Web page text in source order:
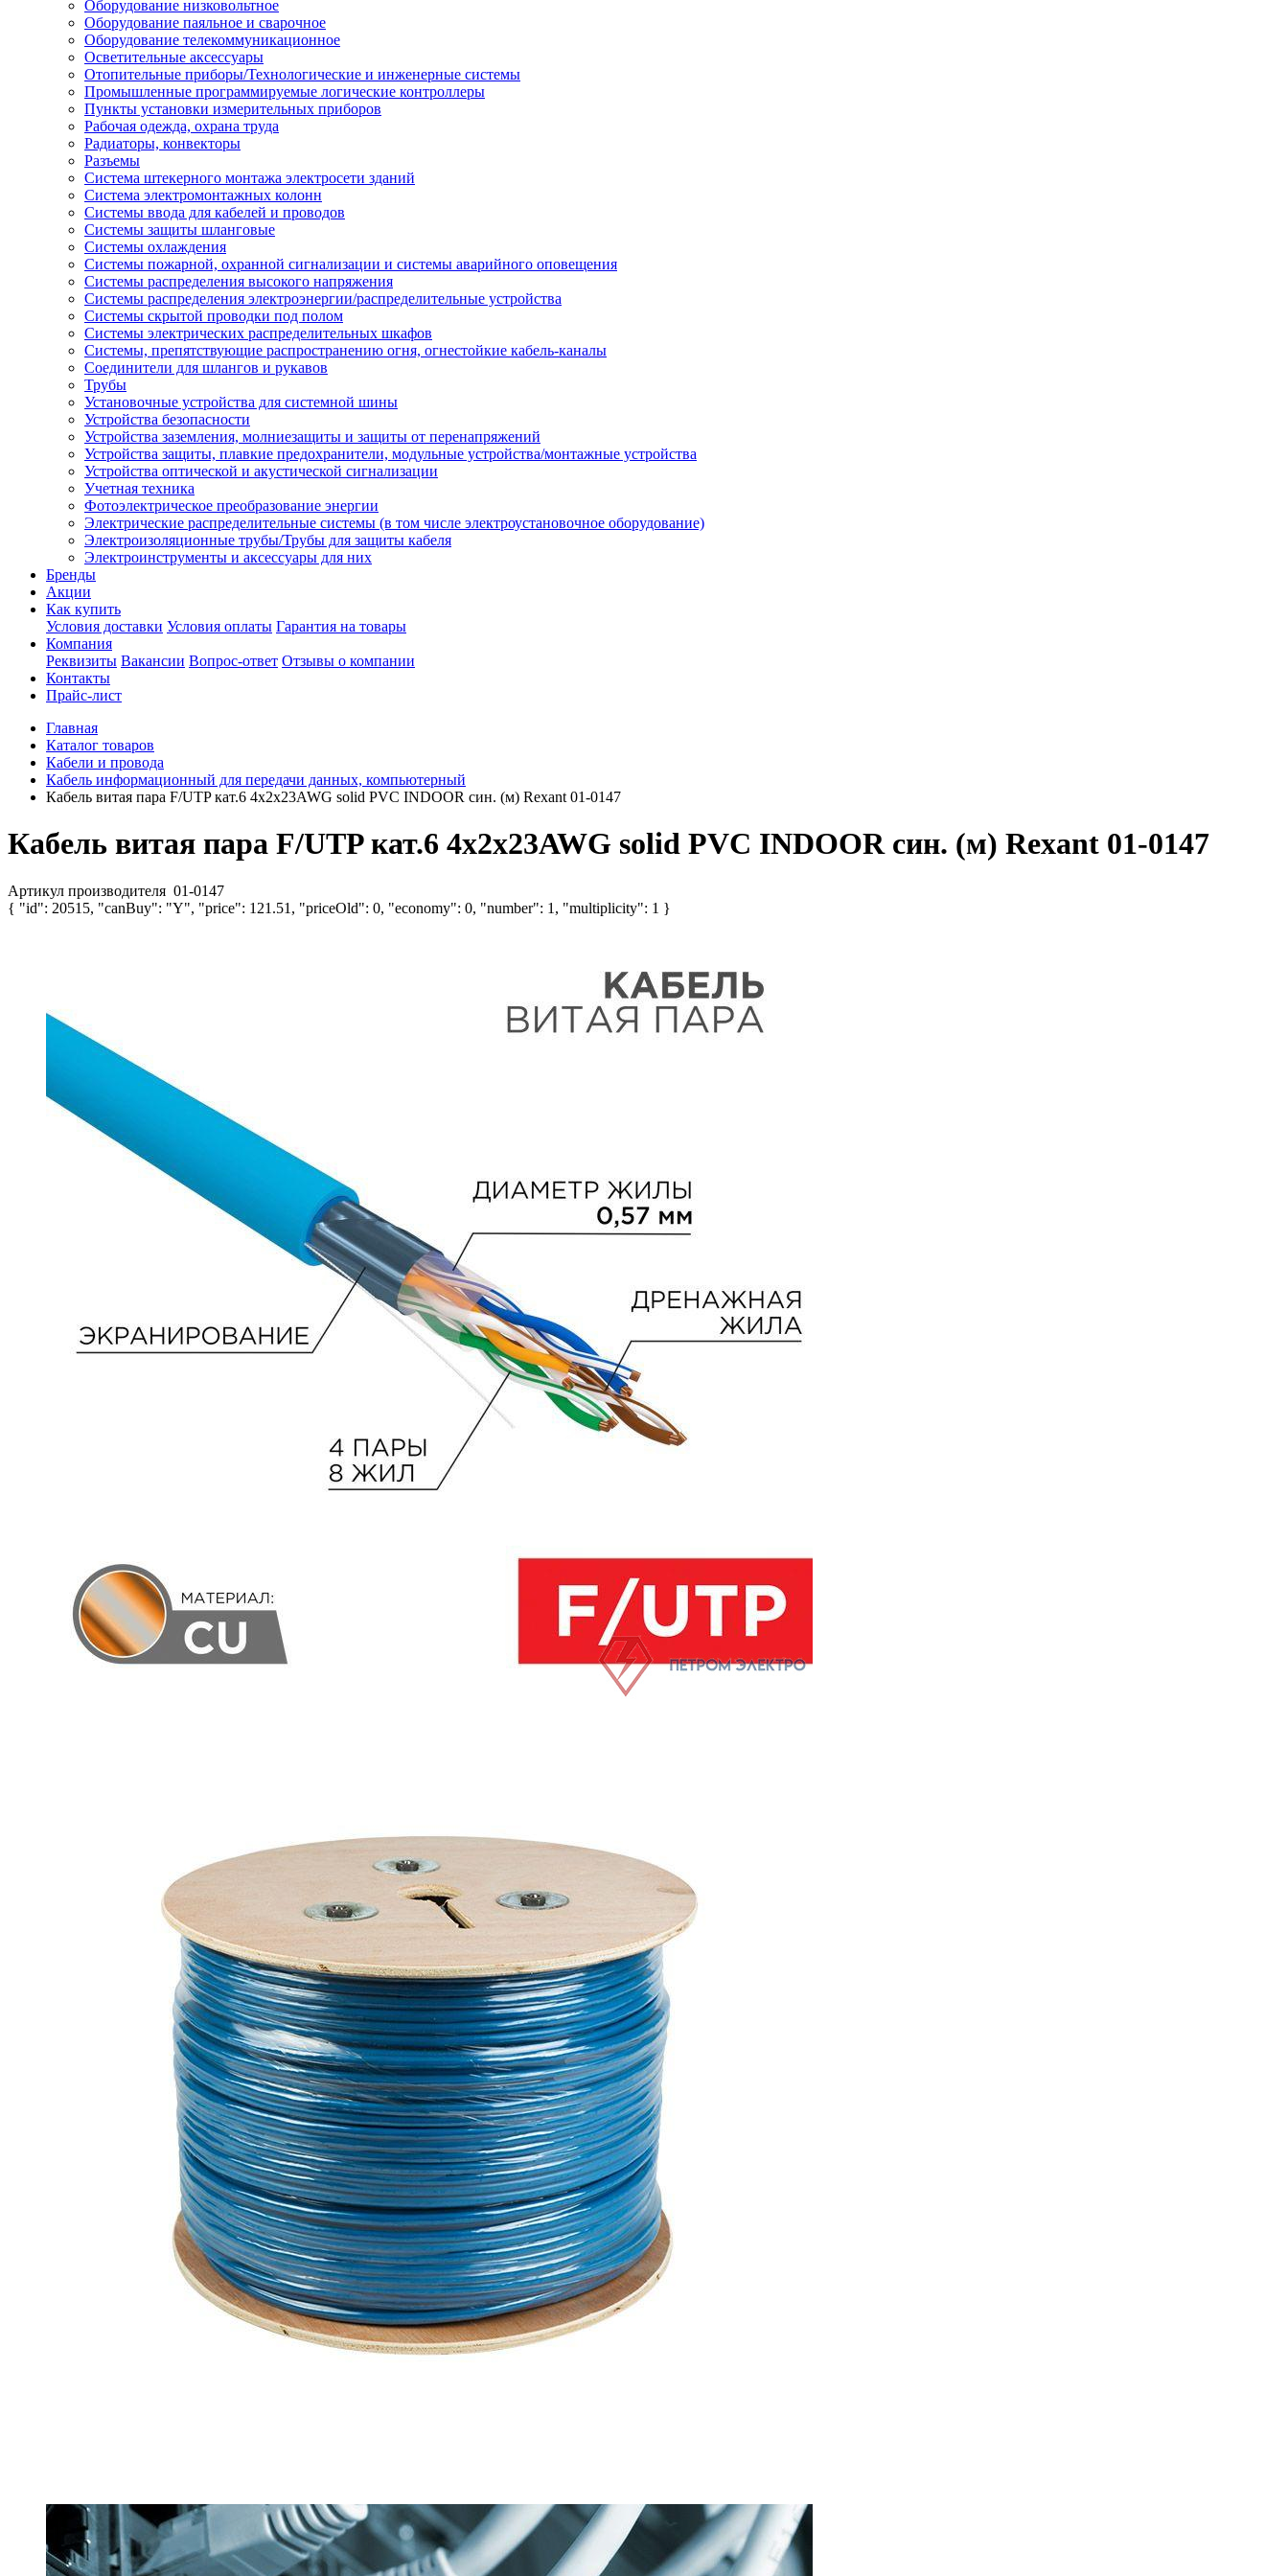
Оборудование низковольтное
Оборудование паяльное и сварочное
Оборудование телекоммуникационное
Осветительные аксессуары
Отопительные приборы/Технологические и инженерные системы
Промышленные программируемые логические контроллеры
Пункты установки измерительных приборов
Рабочая одежда, охрана труда
Радиаторы, конвекторы
Разъемы
Система штекерного монтажа электросети зданий
Система электромонтажных колонн
Системы ввода для кабелей и проводов
Системы защиты шланговые
Системы охлаждения
Системы пожарной, охранной сигнализации и системы аварийного оповещения
Системы распределения высокого напряжения
Системы распределения электроэнергии/распределительные устройства
Системы скрытой проводки под полом
Системы электрических распределительных шкафов
Системы, препятствующие распространению огня, огнестойкие кабель-каналы
Соединители для шлангов и рукавов
Трубы
Установочные устройства для системной шины
Устройства безопасности
Устройства заземления, молниезащиты и защиты от перенапряжений
Устройства защиты, плавкие предохранители, модульные устройства/монтажные устройства
Устройства оптической и акустической сигнализации
Учетная техника
Фотоэлектрическое преобразование энергии
Электрические распределительные системы (в том числе электроустановочное оборудование)
Электроизоляционные трубы/Трубы для защиты кабеля
Электроинструменты и аксессуары для них
Бренды
Акции
Как купить
Условия доставки Условия оплаты Гарантия на товары
Компания
Реквизиты Вакансии Вопрос-ответ Отзывы о компании
Контакты
Прайс-лист
Главная
Каталог товаров
Кабели и провода
Кабель информационный для передачи данных, компьютерный
Кабель витая пара F/UTP кат.6 4х2х23AWG solid PVC INDOOR син. (м) Rexant 01-0147
Кабель витая пара F/UTP кат.6 4х2х23AWG solid PVC INDOOR син. (м) Rexant 01-0147
Артикул производителя 01-0147
{ "id": 20515, "canBuy": "Y", "price": 121.51, "priceOld": 0, "economy": 0, "number": 1, "multiplicity": 1 }